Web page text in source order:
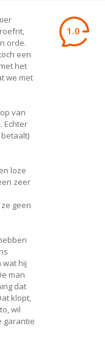
orde.
een
het
we met
van
Echter
loze
zeer
geen
wat hij
man
dat
klopt,
wil
garantie
1.0